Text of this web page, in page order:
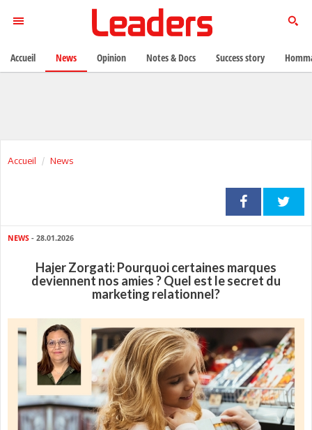
Accueil News
NEWS - 28.01.2026
Hajer Zorgati: Pourquoi certaines marques
deviennent nos amies ? Quel est le secret du
marketing relationnel?
Accueil News Opinion Notes & Docs Success story